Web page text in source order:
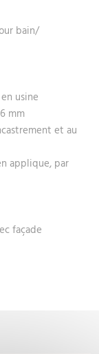
bain/
usine
mm
et au
applique, par
façade